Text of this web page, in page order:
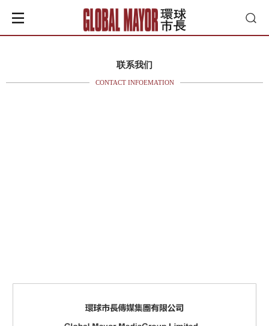
联系我们
CONTACT INFOEMATION